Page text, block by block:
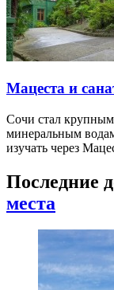
Мацеста и
Сочи стал крупным
минеральным
изучать через
Последние
места